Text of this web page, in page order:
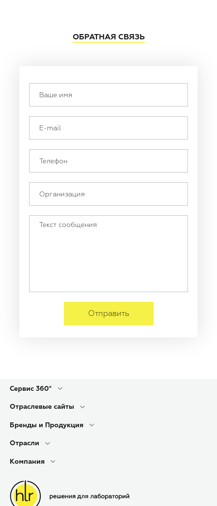
ОБРАТНАЯ СВЯЗЬ
Отправить
Сервис 360°
Отраслевые сайты
Бренды и Продукция
Отрасли
Компания